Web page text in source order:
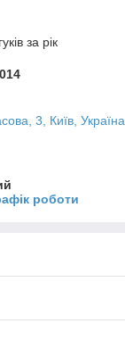
за рік
3, Київ, Україна
роботи